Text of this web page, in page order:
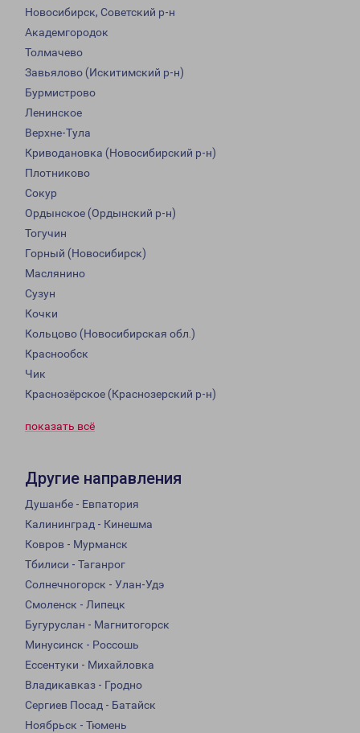
Новосибирск, Советский р-н
Академгородок
Толмачево
Завьялово (Искитимский р-н)
Бурмистрово
Ленинское
Верхне-Тула
Криводановка (Новосибирский р-н)
Плотниково
Сокур
Ордынское (Ордынский р-н)
Тогучин
Горный (Новосибирск)
Маслянино
Сузун
Кочки
Кольцово (Новосибирская обл.)
Краснообск
Чик
Краснозёрское (Краснозерский р-н)
показать всё
Другие направления
Душанбе - Евпатория
Калининград - Кинешма
Ковров - Мурманск
Тбилиси - Таганрог
Солнечногорск - Улан-Удэ
Смоленск - Липецк
Бугуруслан - Магнитогорск
Минусинск - Россошь
Ессентуки - Михайловка
Владикавказ - Гродно
Сергиев Посад - Батайск
Ноябрьск - Тюмень